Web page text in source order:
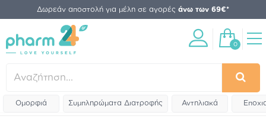
Δωρεάν αποστολή για μέλη σε αγορές άνω των 69€*
0
Ομορφιά Συμπληρώματα Διατροφής Αντηλιακά